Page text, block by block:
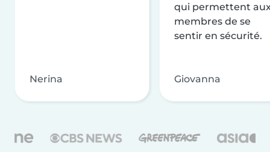
Nerina
qui permettent
membres de se
sentir en sécurité.
Giovanna